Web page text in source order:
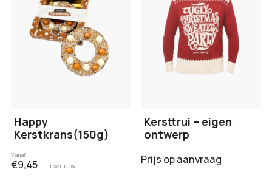
Happy
Kerstkrans(150g)
Vanaf
€9,45 Excl. BTW
Kersttrui – eigen
ontwerp
Prijs op aanvraag